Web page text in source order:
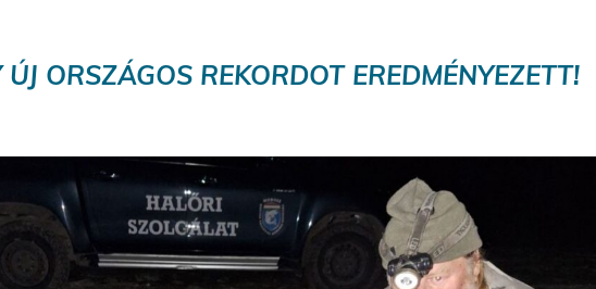
ÚJ ORSZÁGOS REKORDOT EREDMÉNYEZETT!